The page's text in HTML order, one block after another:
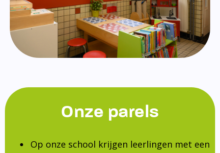
Onze parels
Op onze school krijgen leerlingen met een